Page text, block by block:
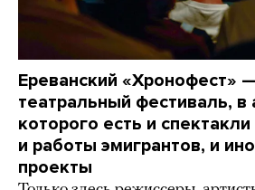
Ереванский «Хронофест»
театральный фестиваль,
которого есть и спектакли
и работы эмигрантов, и
проекты